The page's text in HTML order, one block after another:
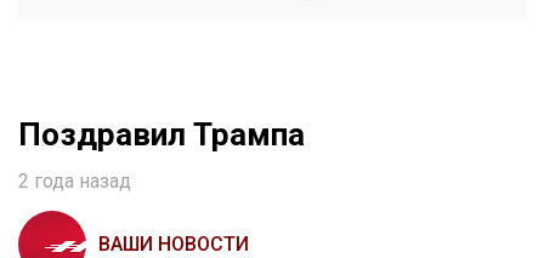
Поздравил Трампа
2 года назад
ВАШИ НОВОСТИ